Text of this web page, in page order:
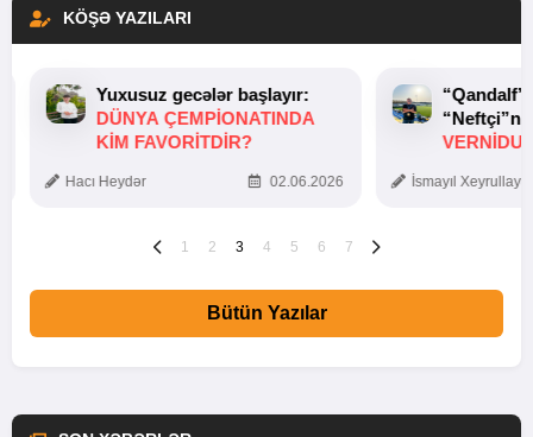
KÖŞƏ YAZILARI
Yuxusuz gecələr başlayır:
DÜNYA ÇEMPIONATINDA
KIM FAVORITDIR?
Hacı Heydər 02.06.2026 İsmayıl
1 2 3 4 5 6 7
Bütün Yazılar